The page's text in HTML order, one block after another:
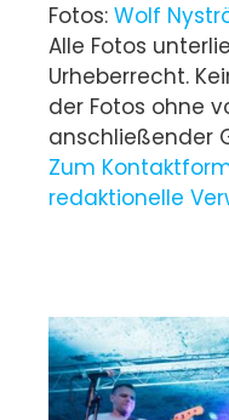
Fotos: Wolf
Alle Fotos
Urheberrecht.
der Fotos ohne
anschließender
Zum
redaktionelle